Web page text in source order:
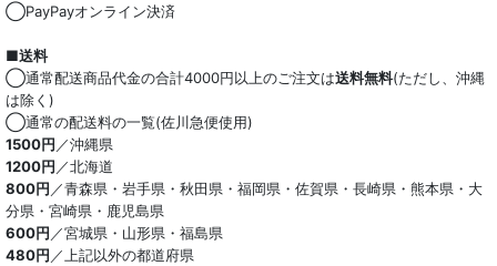
◯PayPayオンライン決済
■送料
◯通常配送商品代金の合計4000円以上のご注文は送料無料(ただし、沖縄
は除く)
◯通常の配送料の一覧(佐川急便使用)
1500円 ／沖縄県
1200円 ／北海道
800円 ／青森県・岩手県・秋田県・福岡県・佐賀県・長崎県・熊本県・大
分県・宮崎県・鹿児島県
600円 ／宮城県・山形県・福島県
480円 ／上記以外の都道府県